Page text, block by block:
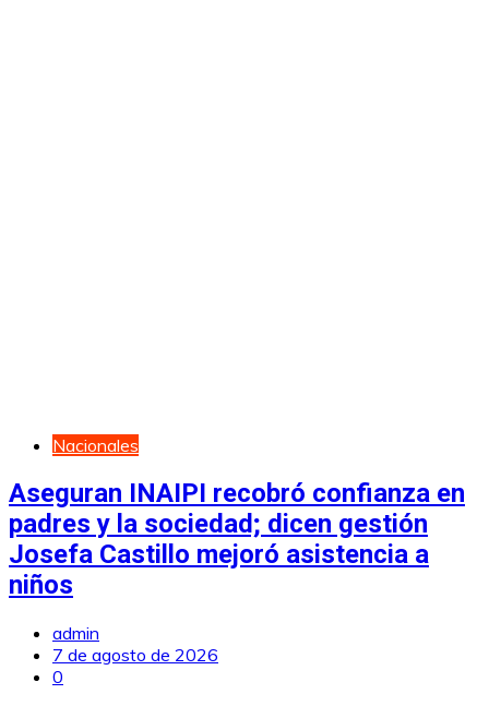
Nacionales
Aseguran INAIPI recobró confianza en
padres y la sociedad; dicen gestión
Josefa Castillo mejoró asistencia a
niños
admin
7 de agosto de 2026
0